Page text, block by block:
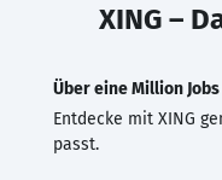
XING –
Über eine Million Jobs
Entdecke mit XING
passt.